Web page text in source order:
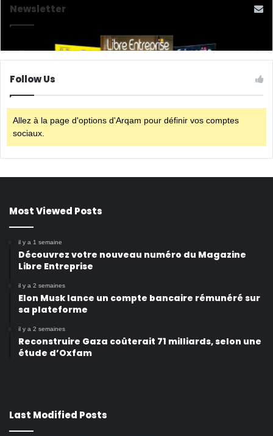
Newsletter
Follow Us
Allez à la page d'options d'Arqam pour définir vos comptes
sociaux.
Most Viewed Posts
il y a 1 semaine
Découvrez votre nouveau numéro du Magazine
Libre Entreprise
il y a 2 semaines
Elon Musk lance un compte bancaire rémunéré sur
sa plateforme
il y a 2 semaines
Reconstruire Gaza coûterait 71 milliards, selon une
étude d’Oxfam
Last Modified Posts